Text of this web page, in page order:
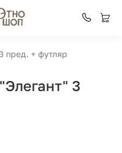
пред. + футляр
3